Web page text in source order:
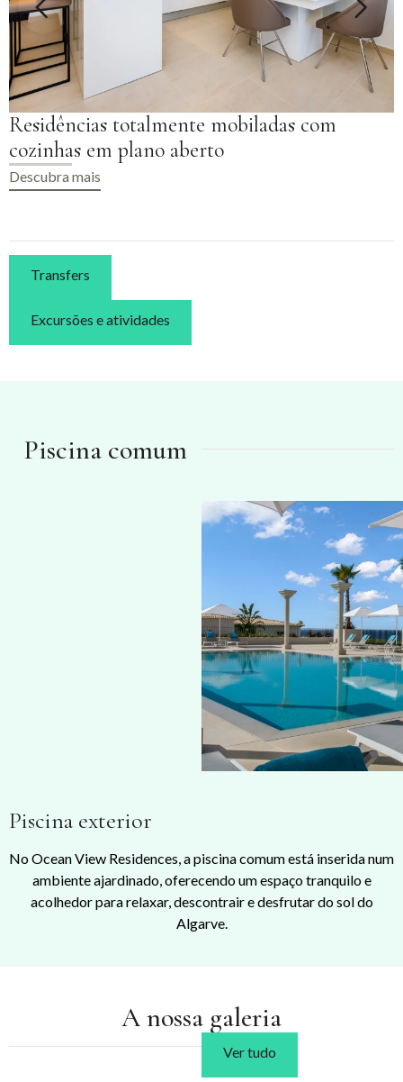
Terraços privados ou varandas espaçosas
Descubra mais
Transfers
Excursões e atividades
Piscina comum
Piscina exterior
No Ocean View Residences, a piscina comum está inserida num
ambiente ajardinado, oferecendo um espaço tranquilo e
acolhedor para relaxar, descontrair e desfrutar do sol do
Algarve.
A nossa galeria
Ver tudo